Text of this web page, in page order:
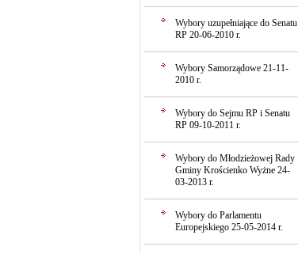
Wybory uzupełniające do Senatu
RP 20-06-2010 r.
Wybory Samorządowe 21-11-
2010 r.
Wybory do Sejmu RP i Senatu
RP 09-10-2011 r.
Wybory do Młodzieżowej Rady
Gminy Krościenko Wyżne 24-
03-2013 r.
Wybory do Parlamentu
Europejskiego 25-05-2014 r.